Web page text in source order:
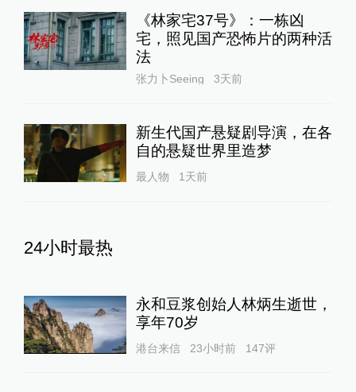
《林家宅37号》：一栋凶
宅，照见国产恐怖片的两种活
法
张力卜Seeing 3天前
新生代国产悬疑剧导演，在各
自的悬疑世界里造梦
最人物 1天前
24小时最热
永和豆浆创始人林炳生逝世，
享年70岁
港台来信 23小时前 147评